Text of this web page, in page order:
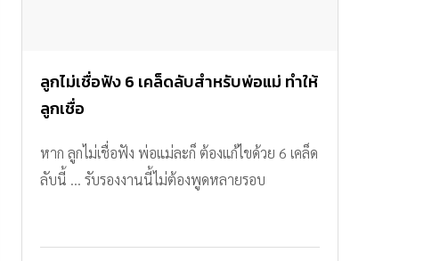
ลูกไม่เชื่อฟัง 6 เคล็ดลับสำหรับพ่อแม่ ทำให้
ลูกเชื่อ
หาก ลูกไม่เชื่อฟัง พ่อแม่ละก็ ต้องแก้ไขด้วย 6 เคล็ด
ลับนี้ ... รับรองงานนี้ไม่ต้องพูดหลายรอบ